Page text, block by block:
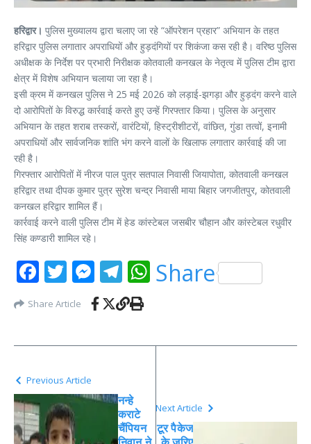
हरिद्वार। पुलिस मुख्यालय द्वारा चलाए जा रहे “ऑपरेशन प्रहार” अभियान के तहत
हरिद्वार पुलिस लगातार अपराधियों और हुड़दंगियों पर शिकंजा कस रही है। वरिष्ठ पुलिस
अधीक्षक के निर्देश पर प्रभारी निरीक्षक कोतवाली कनखल के नेतृत्व में पुलिस टीम द्वारा
क्षेत्र में विशेष अभियान चलाया जा रहा है।
इसी क्रम में कनखल पुलिस ने 25 मई 2026 को लड़ाई-झगड़ा और हुड़दंग करने वाले
दो आरोपितों के विरुद्ध कार्रवाई करते हुए उन्हें गिरफ्तार किया। पुलिस के अनुसार
अभियान के तहत शराब तस्करों, वारंटियों, हिस्ट्रीशीटरों, वांछित, गुंडा तत्वों, इनामी
अपराधियों और सार्वजनिक शांति भंग करने वालों के खिलाफ लगातार कार्रवाई की जा
रही है।
गिरफ्तार आरोपितों में नीरज पाल पुत्र सतपाल निवासी जियापोता, कोतवाली कनखल
हरिद्वार तथा दीपक कुमार पुत्र सुरेश चन्द्र निवासी माया बिहार जगजीतपुर, कोतवाली
कनखल हरिद्वार शामिल हैं।
कार्रवाई करने वाली पुलिस टीम में हेड कांस्टेबल जसबीर चौहान और कांस्टेबल रधुवीर
सिंह कण्डारी शामिल रहे।
Facebook
Twitter
Messenger
Telegram
WhatsApp
Share
Share Article
Previous Article
नन्हे
कराटे
चैंपियन
Next Article
टूर पैकेज